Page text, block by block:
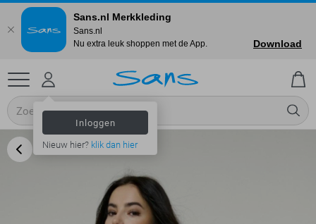
Inloggen
Nieuw hier? klik dan hier
Sans.nl Merkkleding
Sans.nl
Nu extra leuk shoppen met de App.
Download